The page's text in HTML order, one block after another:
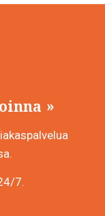
7.